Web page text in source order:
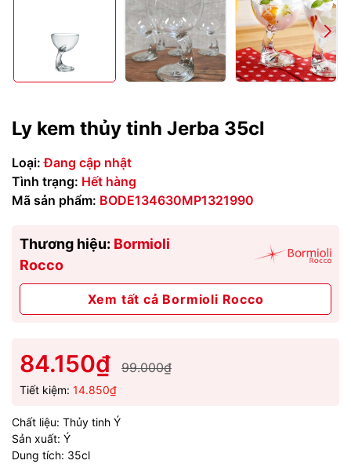
Ly kem thủy tinh Jerba 35cl
Loại: Đang cập nhật
Tình trạng: Hết hàng
Mã sản phẩm: BODE134630MP1321990
Thương hiệu: Bormioli
Rocco
Xem tất cả Bormioli Rocco
84.150₫ 99.000₫
Tiết kiệm: 14.850₫
Chất liệu: Thủy tinh Ý
Sản xuất: Ý
Dung tích: 35cl